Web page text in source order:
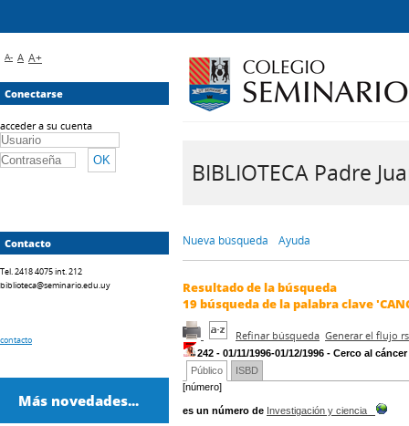
BIBLIOTECA Padre
Nueva búsqueda Ayuda
Resultado de la búsqueda
19búsqueda de la palabra clave
Refinar búsqueda Generar el flujo
242 - 01/11/1996-01/12/1996 - Cerco al
Público
ISBD
[número]
es un número de Investigación y ciencia
A- A A+
Conectarse
acceder a su cuenta
Contacto
Tel. 2418 4075 int. 212
biblioteca@seminario.edu.uy
contacto
Más novedades...